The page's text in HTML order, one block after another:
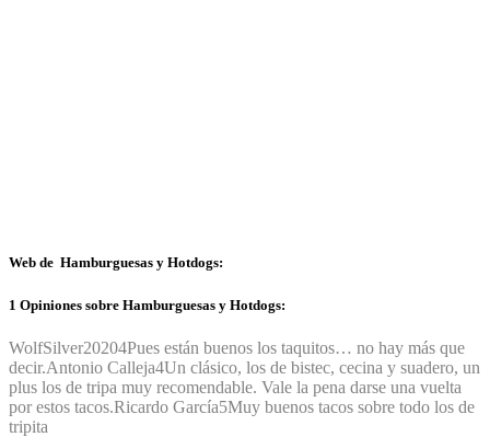
Web de Hamburguesas y Hotdogs:
1 Opiniones sobre Hamburguesas y Hotdogs:
WolfSilver20204Pues están buenos los taquitos… no hay más que
decir.Antonio Calleja4Un clásico, los de bistec, cecina y suadero, un
plus los de tripa muy recomendable. Vale la pena darse una vuelta
por estos tacos.Ricardo García5Muy buenos tacos sobre todo los de
tripita